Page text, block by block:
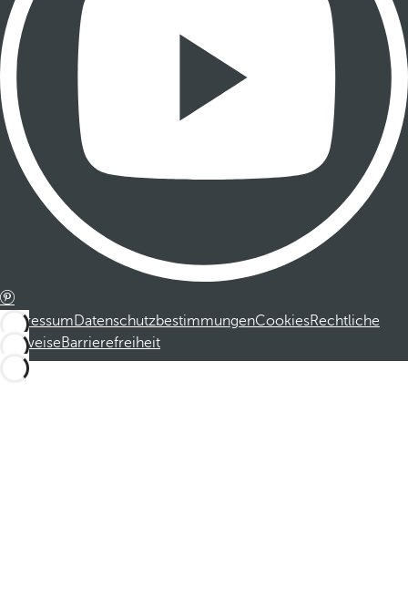
ImpressumDatenschutzbestimmungenCookiesRechtliche
HinweiseBarrierefreiheit